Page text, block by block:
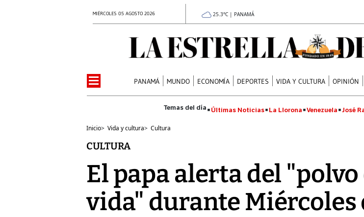
MIÉRCOLES 05 AGOSTO 2026 25.3°C | PANAMÁ
PANAMÁ MUNDO ECONOMÍA DEPORTES VIDA Y CULTURA OPINIÓN
Últimas Noticias La Llorona Venezuela José
Inicio> Vida y cultura> Cultura
CULTURA
El papa alerta del
vida" durante Miércoles